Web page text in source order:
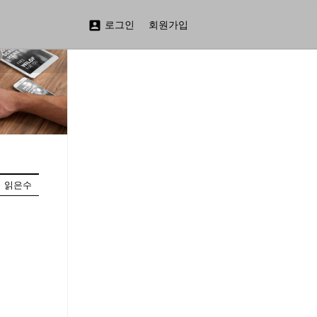
 로그인 회원가입
읽은수